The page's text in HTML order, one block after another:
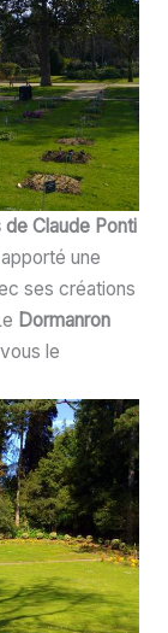
Claude Ponti
une
ses créations
Dormanron
le